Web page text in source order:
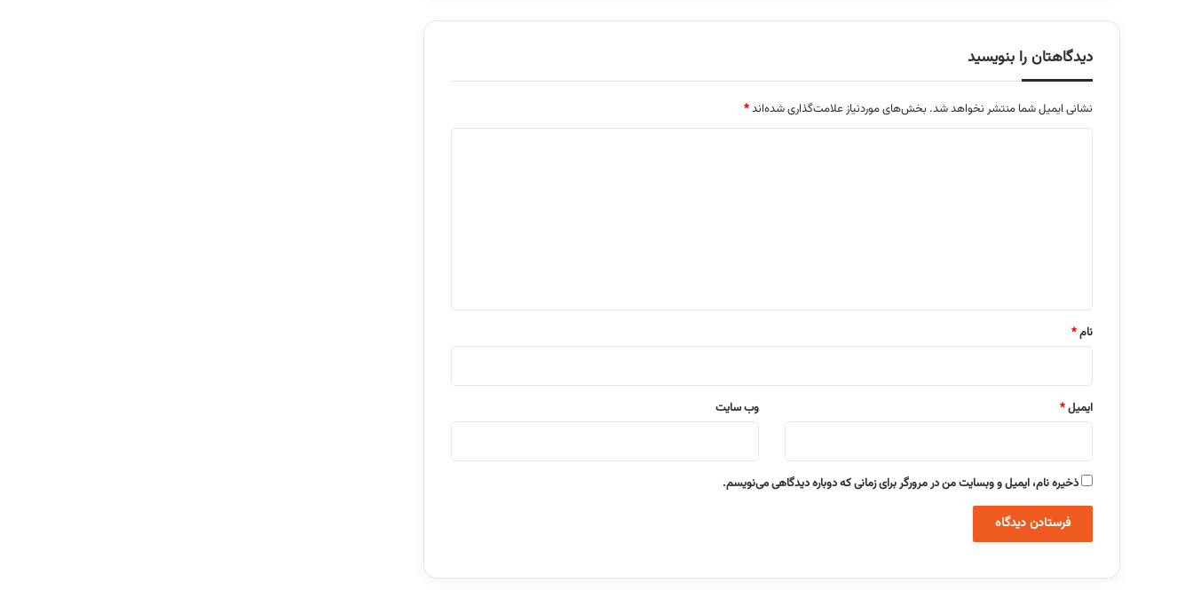
دیدگاهتان را بنویسید
نشانی ایمیل شما منتشر نخواهد شد. بخش‌های موردنیاز علامت‌گذاری شده‌اند*
نام*
ایمیل* وب‌ سایت
ذخیره نام، ایمیل و وبسایت من در مرورگر برای زمانی که دوباره دیدگاهی می‌نویسم.